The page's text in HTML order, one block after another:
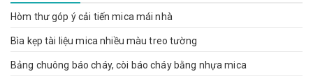
Hòm thư góp ý cải tiến mica mái nhà
Bìa kẹp tài liệu mica nhiều màu treo tường
Bảng chuông báo cháy, còi báo cháy bằng nhựa mica